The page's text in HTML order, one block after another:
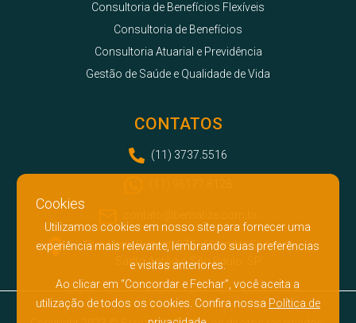
Consultoria de Benefícios Flexíveis
Consultoria de Benefícios
Consultoria Atuarial e Previdência
Gestão de Saúde e Qualidade de Vida
CONTATOS
(11) 3737.5516
Rua Henri Dunant, 873 - 5º andar Chácara
Santo Antônio São Paulo. SP
Cookies
Utilizamos cookies em nosso site para fornecer uma
experiência mais relevante, lembrando suas preferências
e visitas anteriores.
Ao clicar em “Concordar e Fechar”, você aceita a
utilização de todos os cookies. Confira nossa Política de